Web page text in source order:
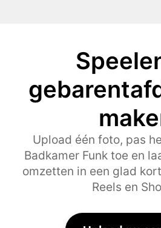
Upload één foto, pas
Badkamer Funk toe en
omzetten in een glad
Reels en